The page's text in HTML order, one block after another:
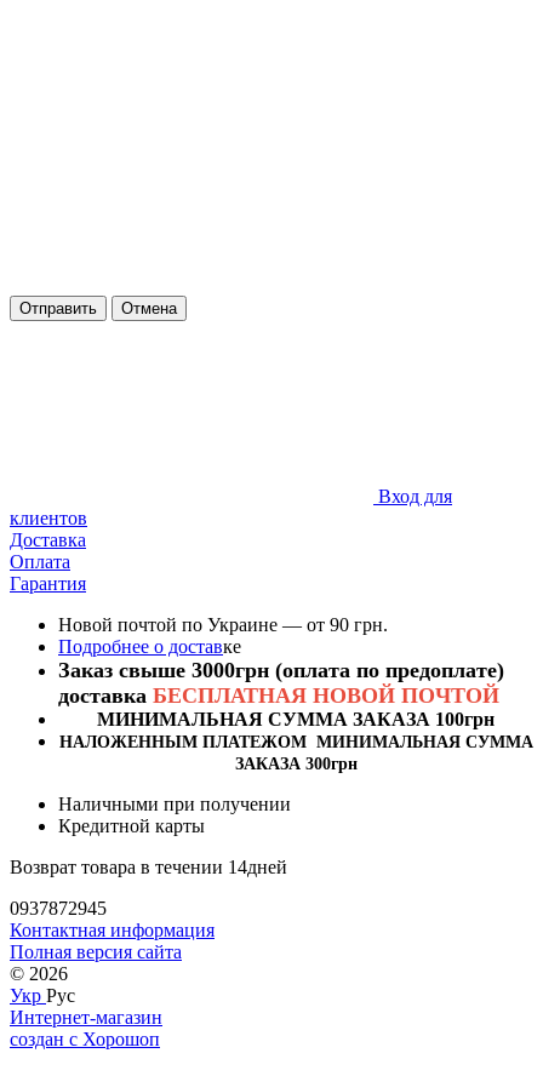
Отправить Отмена
Вход для
клиентов
Доставка
Оплата
Гарантия
Новой почтой по Украине — от 90 грн.
Подробнее о доставке
Заказ свыше 3000грн (оплата по предоплате)
доставка БЕСПЛАТНАЯ НОВОЙ ПОЧТОЙ
МИНИМАЛЬНАЯ СУММА ЗАКАЗА 100грн
НАЛОЖЕННЫМ ПЛАТЕЖОМ МИНИМАЛЬНАЯ СУММА
ЗАКАЗА 300грн
Наличными при получении
Кредитной карты
Возврат товара в течении 14дней
0937872945
Контактная информация
Полная версия сайта
© 2026
Укр Рус
Интернет-магазин
создан с Хорошоп